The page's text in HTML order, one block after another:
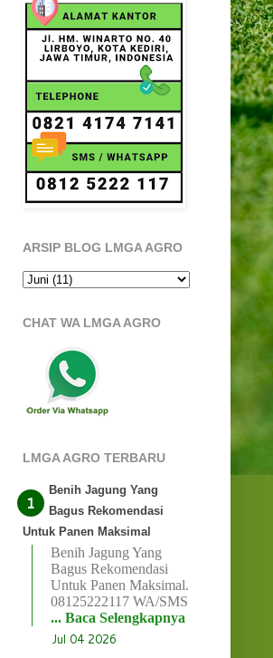
ARSIP BLOG LMGA AGRO
CHAT WA LMGA AGRO
LMGA AGRO TERBARU
Benih Jagung Yang
Bagus Rekomendasi
Untuk Panen Maksimal
Benih Jagung Yang
Bagus Rekomendasi
Untuk Panen Maksimal.
08125222117 WA/SMS
... Baca Selengkapnya
Jul 04 2026